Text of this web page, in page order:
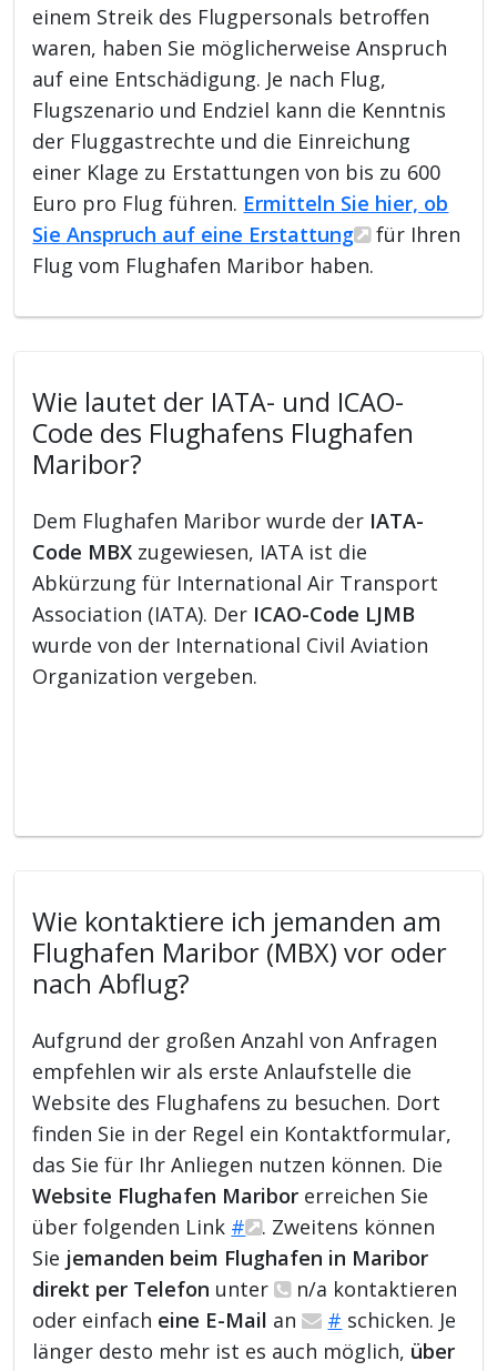
einem Streik des Flugpersonals betroffen
waren, haben Sie möglicherweise Anspruch
auf eine Entschädigung. Je nach Flug,
Flugszenario und Endziel kann die Kenntnis
der Fluggastrechte und die Einreichung
einer Klage zu Erstattungen von bis zu 600
Euro pro Flug führen. Ermitteln Sie hier, ob
Sie Anspruch auf eine Erstattung
für Ihren
Flug vom Flughafen Maribor haben.
Wie lautet der IATA- und ICAO-
Code des Flughafens Flughafen
Maribor?
Dem Flughafen Maribor wurde der IATA-
Code MBX zugewiesen, IATA ist die
Abkürzung für International Air Transport
Association (IATA). Der ICAO-Code LJMB
wurde von der International Civil Aviation
Organization vergeben.
Wie kontaktiere ich jemanden am
Flughafen Maribor (MBX) vor oder
nach Abflug?
Aufgrund der großen Anzahl von Anfragen
empfehlen wir als erste Anlaufstelle die
Website des Flughafens zu besuchen. Dort
finden Sie in der Regel ein Kontaktformular,
das Sie für Ihr Anliegen nutzen können. Die
Website Flughafen Maribor erreichen Sie
über folgenden Link #
. Zweitens können
Sie jemanden beim Flughafen in Maribor
direkt per Telefon unter
n/a kontaktieren
oder einfach eine E-Mail an # schicken. Je
länger desto mehr ist es auch möglich, über